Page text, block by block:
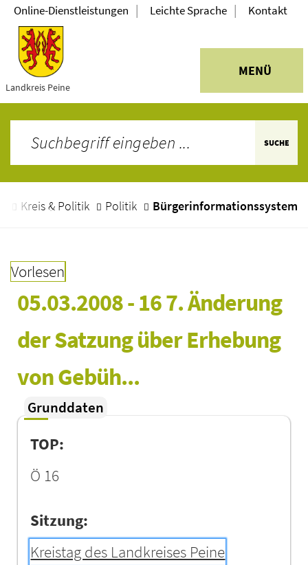
Landkreis Peine
MENÜ
Online-Dienstleistungen | Leichte Sprache | Kontakt
SUCHE
Kreis & Politik Politik Bürgerinformationssystem
Vorlesen
05.03.2008 - 16 7. Änderung
der Satzung über Erhebung
von Gebüh...
Grunddaten
TOP:
Ö 16
Sitzung:
Kreistag des Landkreises Peine